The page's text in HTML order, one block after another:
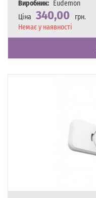
Виробник: Eudemon
Ціна 340,00
грн.
Наявність
Немає у наявності